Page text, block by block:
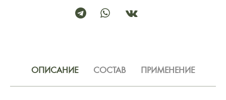
ОПИСАНИЕ СОСТАВ ПРИМЕНЕНИЕ